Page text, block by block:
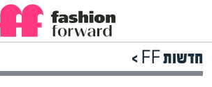
חדשות FF >